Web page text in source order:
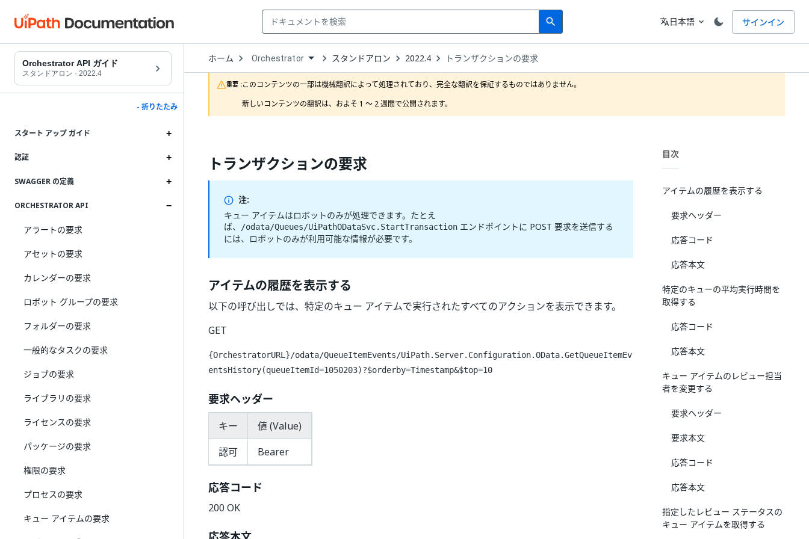
search
Search 言語
translate日本語 expand_more サインイン
Orchestrator API ガイド
スタンドアロン · 2022.4
- 折りたたみ
スタート アップ ガイド
認証
SWAGGER の定義
ORCHESTRATOR API
アラートの要求
アセットの要求
カレンダーの要求
ロボット グループの要求
フォルダーの要求
一般的なタスクの要求
ジョブの要求
ライブラリの要求
ライセンスの要求
パッケージの要求
権限の要求
プロセスの要求
キュー アイテムの要求
ホーム Open
Dropdown
to
choose
product
Orchestrator スタンドアロン 2022.4 トランザクションの要求
重要 :このコンテンツの一部は機械翻訳によって処理されており、完全な翻訳を保証するものではありません。
新しいコンテンツの翻訳は、およそ 1 ～ 2 週間で公開されます。
トランザクションの要求
注:
キュー アイテムはロボットのみが処理できます。たとえ
ば、
/odata/Queues/UiPathODataSvc.StartTransaction エンドポイントに POST 要求を送信する
には、ロボットのみが利用可能な情報が必要です。
アイテムの履歴を表示する
以下の呼び出しでは、特定のキュー アイテムで実行されたすべてのアクションを表示できます。
GET
{OrchestratorURL}/odata/QueueItemEvents/UiPath.Server.Configuration.OData.GetQueueItemEv
entsHistory(queueItemId=1050203)?$orderby=Timestamp&$top=10
要求ヘッダー
キー
値 (Value)
認可
Bearer
応答コード
200 OK
目次
アイテムの履歴を表示する
要求ヘッダー
応答コード
応答本文
特定のキューの平均実行時間を
取得する
応答コード
応答本文
キュー アイテムのレビュー担当
者を変更する
要求ヘッダー
要求本文
応答コード
応答本文
指定したレビュー ステータスの
キュー アイテムを取得する